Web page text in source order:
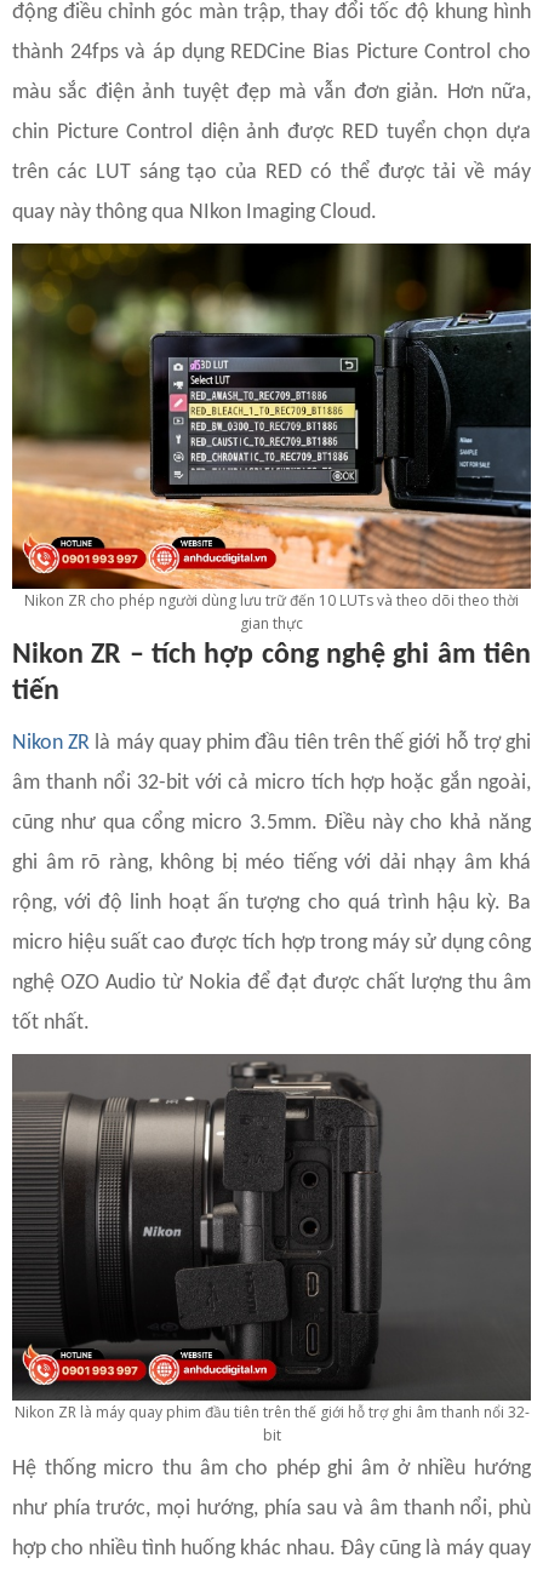
động điều chỉnh góc màn trập, thay đổi tốc độ khung hình
thành 24fps và áp dụng REDCine Bias Picture Control cho
màu sắc điện ảnh tuyệt đẹp mà vẫn đơn giản. Hơn nữa,
chin Picture Control diện ảnh được RED tuyển chọn dựa
trên các LUT sáng tạo của RED có thể được tải về máy
quay này thông qua NIkon Imaging Cloud.
Nikon ZR cho phép người dùng lưu trữ đến 10 LUTs và theo dõi theo thời
gian thực
Nikon ZR – tích hợp công nghệ ghi âm tiên
tiến
Nikon ZR là máy quay phim đầu tiên trên thế giới hỗ trợ ghi
âm thanh nổi 32-bit với cả micro tích hợp hoặc gắn ngoài,
cũng như qua cổng micro 3.5mm. Điều này cho khả năng
ghi âm rõ ràng, không bị méo tiếng với dải nhạy âm khá
rộng, với độ linh hoạt ấn tượng cho quá trình hậu kỳ. Ba
micro hiệu suất cao được tích hợp trong máy sử dụng công
nghệ OZO Audio từ Nokia để đạt được chất lượng thu âm
tốt nhất.
Nikon ZR là máy quay phim đầu tiên trên thế giới hỗ trợ ghi âm thanh nổi 32-
bit
Hệ thống micro thu âm cho phép ghi âm ở nhiều hướng
như phía trước, mọi hướng, phía sau và âm thanh nổi, phù
hợp cho nhiều tình huống khác nhau. Đây cũng là máy quay